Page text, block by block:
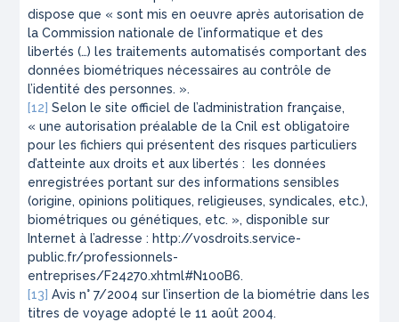
dispose que « sont mis en oeuvre après autorisation de
la Commission nationale de l’informatique et des
libertés (…) les traitements automatisés comportant des
données biométriques nécessaires au contrôle de
l’identité des personnes. ».
[12] Selon le site officiel de l’administration française,
« une autorisation préalable de la Cnil est obligatoire
pour les fichiers qui présentent des risques particuliers
d’atteinte aux droits et aux libertés : les données
enregistrées portant sur des informations sensibles
(origine, opinions politiques, religieuses, syndicales, etc.),
biométriques ou génétiques, etc. », disponible sur
Internet à l’adresse : http://vosdroits.service-
public.fr/professionnels-
entreprises/F24270.xhtml#N100B6.
[13] Avis n° 7/2004 sur l’insertion de la biométrie dans les
titres de voyage adopté le 11 août 2004.